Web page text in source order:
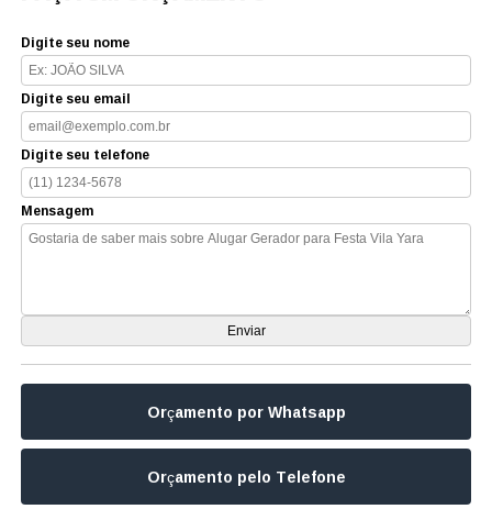
Digite seu nome
Digite seu email
Digite seu telefone
Mensagem
Orçamento por Whatsapp
Orçamento pelo Telefone